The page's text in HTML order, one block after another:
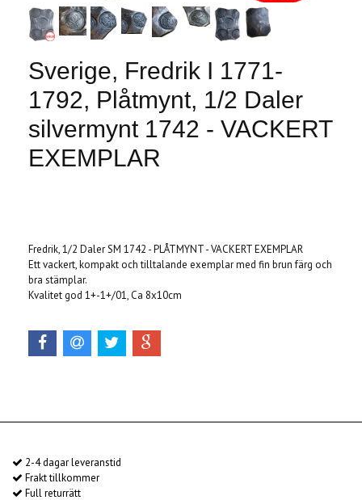
Sverige, Fredrik I 1771-
1792, Plåtmynt, 1/2 Daler
silvermynt 1742 - VACKERT
EXEMPLAR
Fredrik, 1/2 Daler SM 1742 - PLÅTMYNT - VACKERT EXEMPLAR
Ett vackert, kompakt och tilltalande exemplar med fin brun färg och
bra stämplar.
Kvalitet god 1+-1+/01, Ca 8x10cm
2-4 dagar leveranstid
Frakt tillkommer
Full returrätt